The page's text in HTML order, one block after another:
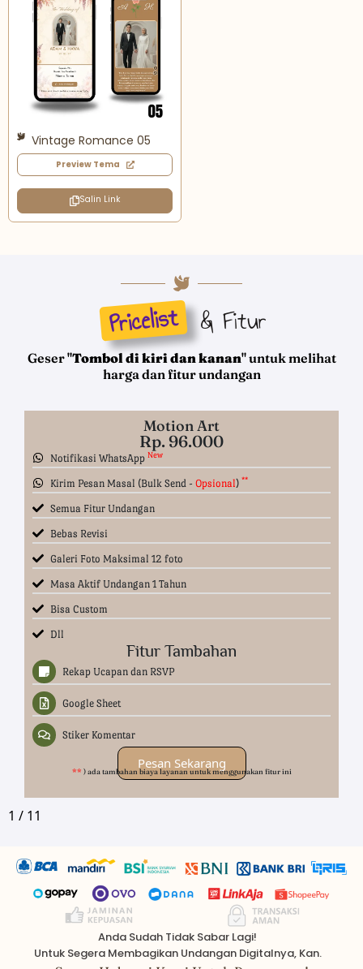
Vintage Romance 05
Preview Tema
Salin Link
Pricelist & Fitur
Geser "Tombol di kiri dan kanan" untuk melihat
harga dan fitur undangan
Motion Art
Rp. 96.000
Notifikasi WhatsApp New
Kirim Pesan Masal (Bulk Send - Opsional) **
Semua Fitur Undangan
Bebas Revisi
Galeri Foto Maksimal 12 foto
Masa Aktif Undangan 1 Tahun
Bisa Custom
Dll
Fitur Tambahan
Rekap Ucapan dan RSVP
Google Sheet
Stiker Komentar
Pesan Sekarang
** ) ada tambahan biaya layanan untuk menggunakan fitur ini
1 / 11
Anda Sudah Tidak Sabar Lagi!
Untuk Segera Membagikan Undangan Digitalnya, Kan.